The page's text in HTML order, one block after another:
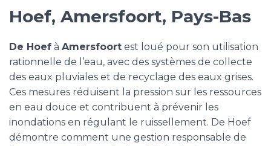
Hoef, Amersfoort, Pays-Bas
De Hoef à Amersfoort est loué pour son utilisation
rationnelle de l’eau, avec des systèmes de collecte
des eaux pluviales et de recyclage des eaux grises.
Ces mesures réduisent la pression sur les ressources
en eau douce et contribuent à prévenir les
inondations en régulant le ruissellement. De Hoef
démontre comment une gestion responsable de